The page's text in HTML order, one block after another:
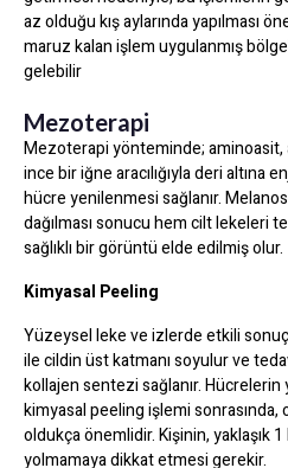
az olduğu kış aylarında yapılması
maruz kalan işlem uygulanmış
gelebilir
Mezoterapi
Mezoterapi yönteminde;
ince bir iğne aracılığıyla deri altına
hücre yenilenmesi sağlanır.
dağılması sonucu hem cilt lekeleri
sağlıklı bir görüntü elde edilmiş olur.
Kimyasal Peeling
Yüzeysel leke ve izlerde etkili
ile cildin üst katmanı soyulur ve
kollajen sentezi sağlanır.
kimyasal peeling işlemi
oldukça önemlidir. Kişinin, yaklaşık
yolmamaya dikkat etmesi gerekir.